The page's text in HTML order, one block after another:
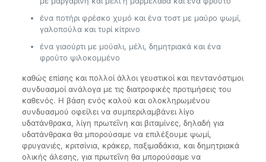
ένα ποτήρι φρέσκο χυμό και ένα τοστ με μαύρο ψωμί,
γαλοπούλα και τυρί κίτρινο
ένα γιαούρτι με μούσλι, μέλι, δημητριακά και ένα
φρούτο ψιλοκομμένο
καθώς επίσης και πολλοί άλλοι γευστικοί και πεντανόστιμοι
συνδυασμοί ανάλογα με τις διατροφικές προτιμήσεις του
καθενός. Η βάση ενός καλού και ολοκληρωμένου
συνδυασμού οφείλει να συμπεριλαμβάνει λίγο
υδατάνθρακα, λίγη πρωτεΐνη και βιταμίνες, δηλαδή για
υδατάνθρακα θα μπορούσαμε να επιλέξουμε ψωμί,
φρυγανιές, κριτσίνια, κράκερ, παξιμαδάκια, και δημητριακά
ολικής άλεσης, για πρωτεΐνη θα μπορούσαμε να